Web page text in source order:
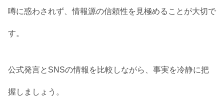
噂に惑わされず、情報源の信頼性を見極めることが大切で
す。
公式発言とSNSの情報を比較しながら、事実を冷静に把
握しましょう。